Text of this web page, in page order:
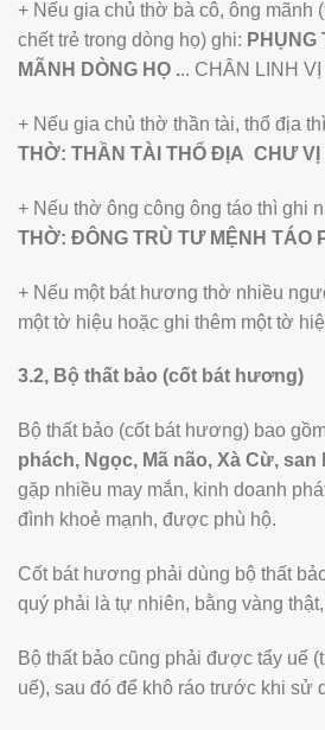
+ Nếu gia chủ thờ bà cô, ông
chết trẻ trong dòng họ) ghi: PHỤNG
MÃNH DÒNG HỌ ... CHÂN LINH VỊ
+ Nếu gia chủ thờ thần tài, thổ địa
THỜ: THẦN TÀI THỔ ĐỊA CHƯ VỊ
+ Nếu thờ ông công ông táo thì ghi
THỜ: ĐÔNG TRÙ TƯ MỆNH TÁO
+ Nếu một bát hương thờ nhiều
một tờ hiệu hoặc ghi thêm một tờ
3.2, Bộ thất bảo (cốt bát hương)
Bộ thất bảo (cốt bát hương) bao
phách, Ngọc, Mã não, Xà Cừ, san
gặp nhiều may mắn, kinh doanh
đình khoẻ mạnh, được phù hộ.
Cốt bát hương phải dùng bộ thất
quý phải là tự nhiên, bằng vàng
Bộ thất bảo cũng phải được tẩy uế
uế), sau đó để khô ráo trước khi sử